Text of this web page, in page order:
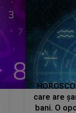
care are
bani. O